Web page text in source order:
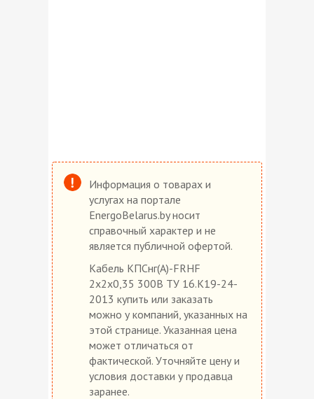
Информация о товарах и
услугах на портале
EnergoBelarus.by носит
справочный характер и не
является публичной офертой.
Кабель КПСнг(А)-FRHF
2х2х0,35 300В ТУ 16.К19-24-
2013 купить или заказать
можно у компаний, указанных на
этой странице. Указанная цена
может отличаться от
фактической. Уточняйте цену и
условия доставки у продавца
заранее.